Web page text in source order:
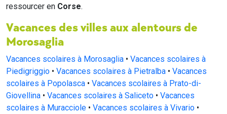
ressourcer en Corse.
Vacances des villes aux alentours de
Morosaglia
Vacances scolaires à Morosaglia • Vacances scolaires à
Piedigriggio • Vacances scolaires à Pietralba • Vacances
scolaires à Popolasca • Vacances scolaires à Prato-di-
Giovellina • Vacances scolaires à Saliceto • Vacances
scolaires à Muracciole • Vacances scolaires à Vivario •